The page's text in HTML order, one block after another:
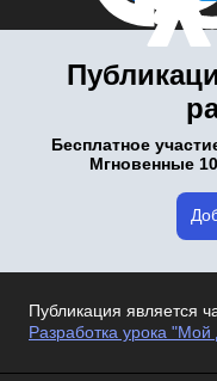
Бесплатное
Мгновенные
Публикация является
Разработка урока "Мой